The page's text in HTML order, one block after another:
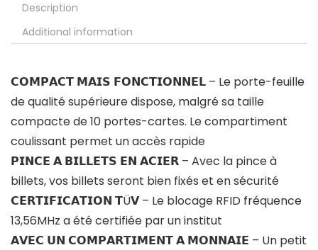
Description
Additional information
𝗖𝗢𝗠𝗣𝗔𝗖𝗧 𝗠𝗔𝗜𝗦 𝗙𝗢𝗡𝗖𝗧𝗜𝗢𝗡𝗡𝗘𝗟 – Le porte-feuille
de qualité supérieure dispose, malgré sa taille
compacte de 10 portes-cartes. Le compartiment
coulissant permet un accès rapide
𝗣𝗜𝗡𝗖𝗘 𝗔 𝗕𝗜𝗟𝗟𝗘𝗧𝗦 𝗘𝗡 𝗔𝗖𝗜𝗘𝗥 – Avec la pince à
billets, vos billets seront bien fixés et en sécurité
𝗖𝗘𝗥𝗧𝗜𝗙𝗜𝗖𝗔𝗧𝗜𝗢𝗡 𝗧Ü𝗩 – Le blocage RFID fréquence
13,56MHz a été certifiée par un institut
𝗔𝗩𝗘𝗖 𝗨𝗡 𝗖𝗢𝗠𝗣𝗔𝗥𝗧𝗜𝗠𝗘𝗡𝗧 𝗔 𝗠𝗢𝗡𝗡𝗔𝗜𝗘 – Un petit